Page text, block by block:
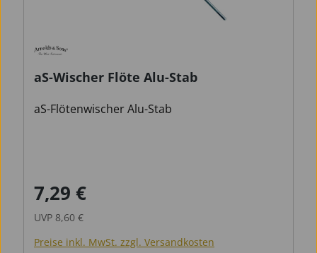
aS-Wischer Flöte Alu-Stab
aS-Flötenwischer Alu-Stab
Verkaufspreis:
7,29 €
UVP 8,60 €
Preise inkl. MwSt. zzgl. Versandkosten